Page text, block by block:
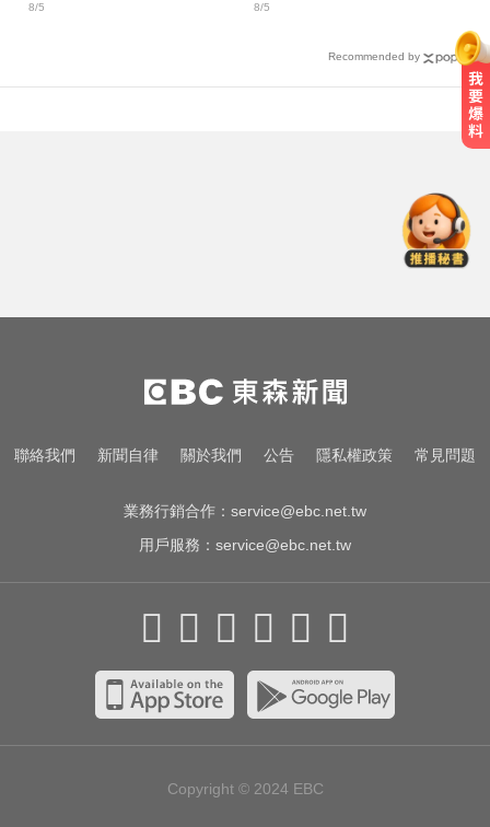
報警
8/5 8/5
Recommended by
侵中部西南空域
緯創股利2度延發史上首例 金管會
說重話：考慮收回股務自辦
國中暑輔悲劇！小六升國一男學生
聯絡我們 新聞自律 關於我們 公告 隱私權政策 常見問題
業務行銷合作： service@ebc.net.tw
用戶服務： service@ebc.net.tw
Copyright © 2024 EBC